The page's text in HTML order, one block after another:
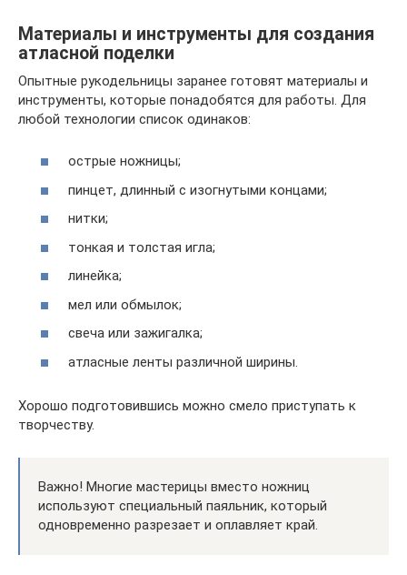
Материалы и инструменты для создания
атласной поделки
Опытные рукодельницы заранее готовят материалы и
инструменты, которые понадобятся для работы. Для
любой технологии список одинаков:
острые ножницы;
пинцет, длинный с изогнутыми концами;
нитки;
тонкая и толстая игла;
линейка;
мел или обмылок;
свеча или зажигалка;
атласные ленты различной ширины.
Хорошо подготовившись можно смело приступать к
творчеству.
Важно! Многие мастерицы вместо ножниц
используют специальный паяльник, который
одновременно разрезает и оплавляет край.